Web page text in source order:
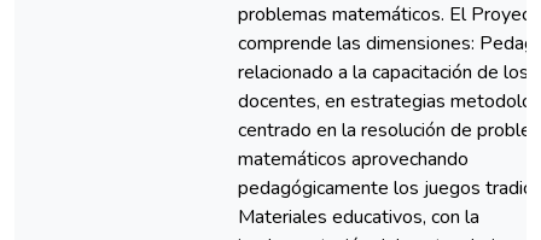
problemas matemáticos. El
comprende las dimensiones:
relacionado a la capacitación de los
docentes, en estrategias
centrado en la resolución de
matemáticos aprovechando
pedagógicamente los juegos
Materiales educativos, con la